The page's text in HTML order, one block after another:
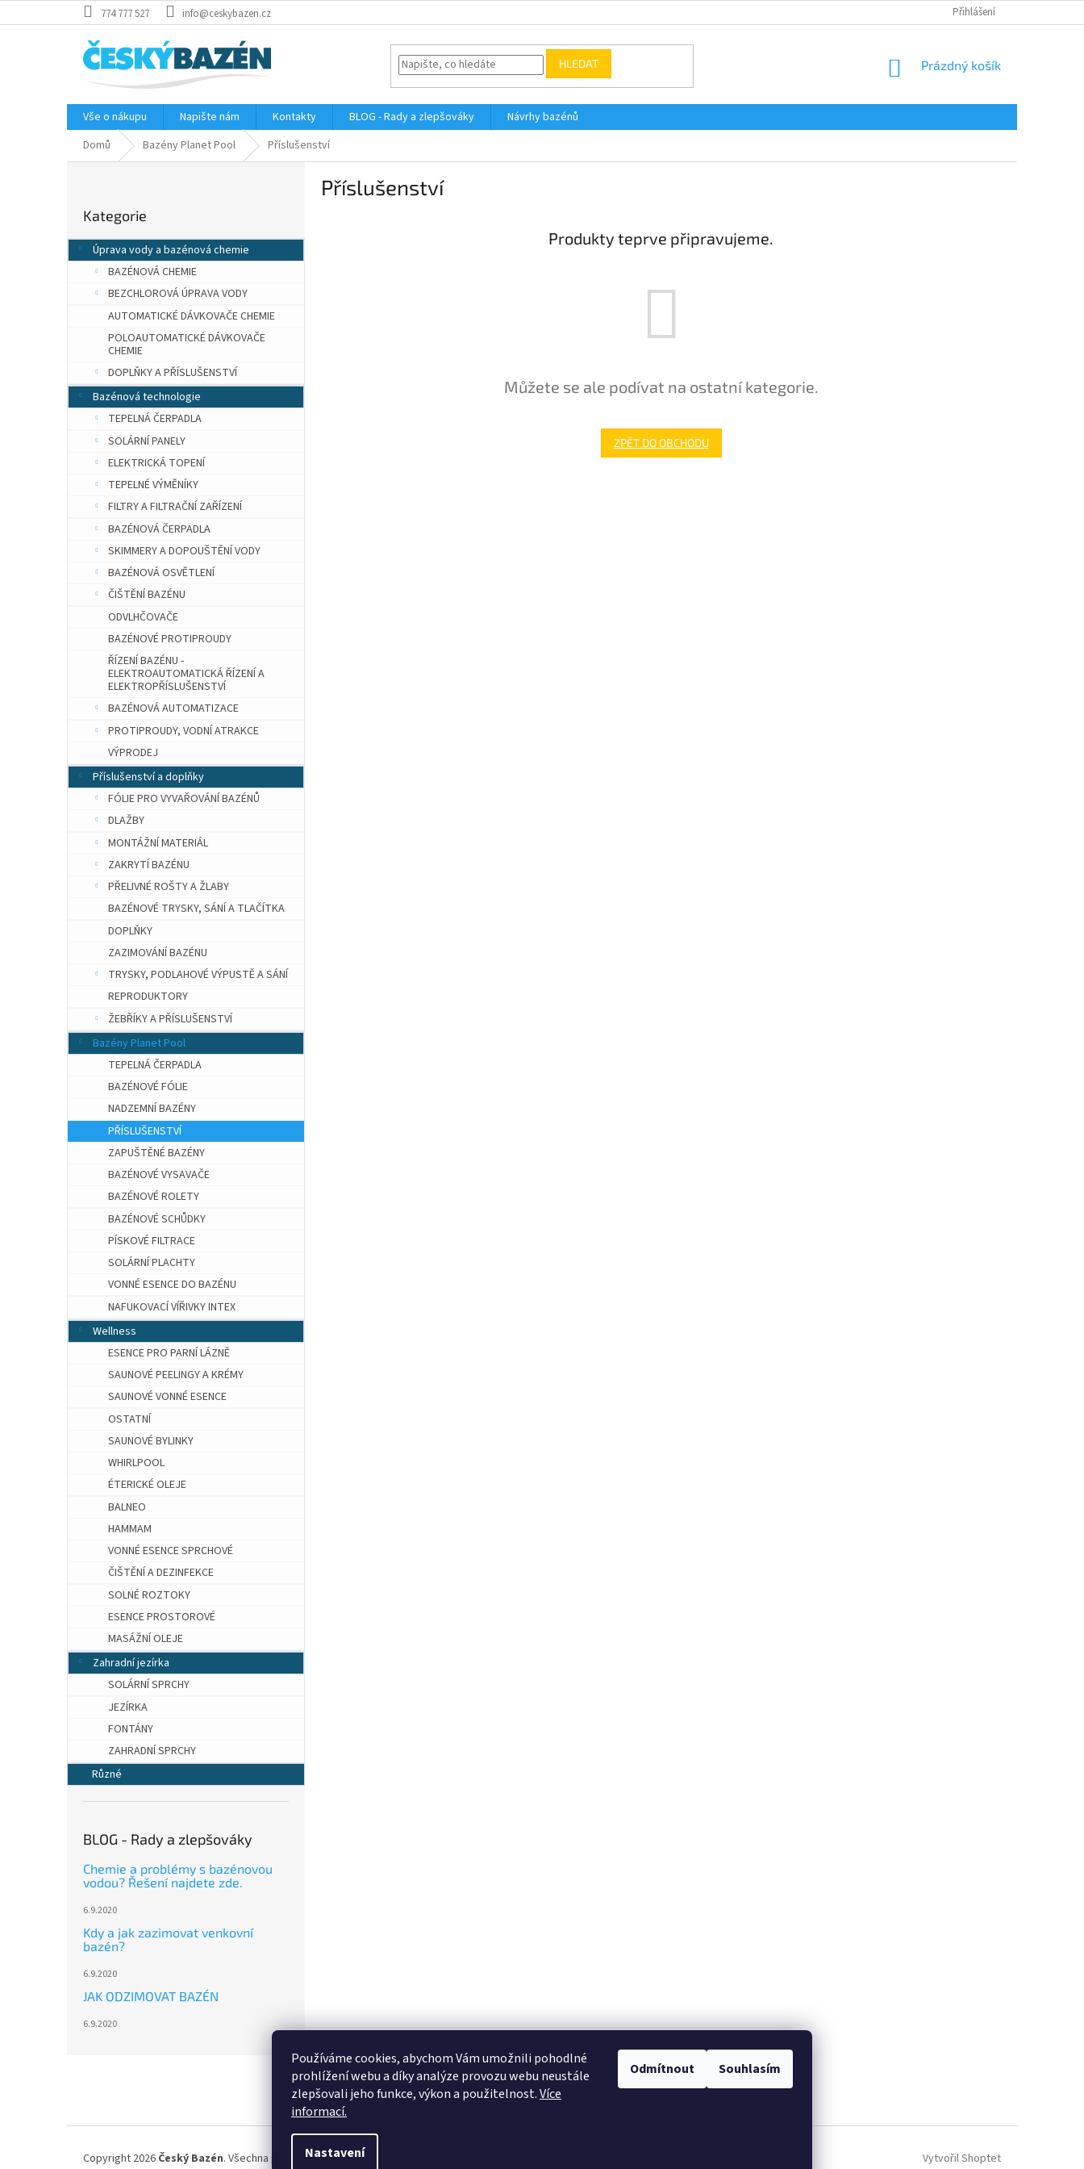
Používáme cookies, abychom Vám umožnili pohodlné
prohlížení webu a díky analýze provozu webu neustále
zlepšovali jeho funkce, výkon a použitelnost.Více
informací.
Nastavení
Odmítnout Souhlasím
na
774 777 527 info@ceskybazen.cz Přihlášení
HLEDAT
NÁKUPNÍ
Prázdný košík
Vše o nákupu Napište nám Kontakty BLOG - Rady a zlepšováky
Návrhy bazénů
Domů
Bazény Planet Pool Příslušenství
r
a
e
kategorie
Kategorie
Úprava vody a bazénová chemie
BAZÉNOVÁ CHEMIE
BEZCHLOROVÁ ÚPRAVA VODY
AUTOMATICKÉ DÁVKOVAČE CHEMIE
POLOAUTOMATICKÉ DÁVKOVAČE
CHEMIE
DOPLŇKY A PŘÍSLUŠENSTVÍ
Bazénová technologie
TEPELNÁ ČERPADLA
SOLÁRNÍ PANELY
ELEKTRICKÁ TOPENÍ
TEPELNÉ VÝMĚNÍKY
FILTRY A FILTRAČNÍ ZAŘÍZENÍ
BAZÉNOVÁ ČERPADLA
SKIMMERY A DOPOUŠTĚNÍ VODY
BAZÉNOVÁ OSVĚTLENÍ
ČIŠTĚNÍ BAZÉNU
ODVLHČOVAČE
BAZÉNOVÉ PROTIPROUDY
ŘÍZENÍ BAZÉNU -
ELEKTROAUTOMATICKÁ ŘÍZENÍ A
ELEKTROPŘÍSLUŠENSTVÍ
BAZÉNOVÁ AUTOMATIZACE
PROTIPROUDY, VODNÍ ATRAKCE
VÝPRODEJ
Příslušenství a doplňky
FÓLIE PRO VYVAŘOVÁNÍ BAZÉNŮ
DLAŽBY
MONTÁŽNÍ MATERIÁL
ZAKRYTÍ BAZÉNU
PŘELIVNÉ ROŠTY A ŽLABY
BAZÉNOVÉ TRYSKY, SÁNÍ A TLAČÍTKA
DOPLŇKY
ZAZIMOVÁNÍ BAZÉNU
TRYSKY, PODLAHOVÉ VÝPUSTĚ A SÁNÍ
REPRODUKTORY
ŽEBŘÍKY A PŘÍSLUŠENSTVÍ
Bazény Planet Pool
TEPELNÁ ČERPADLA
BAZÉNOVÉ FÓLIE
NADZEMNÍ BAZÉNY
PŘÍSLUŠENSTVÍ
ZAPUŠTĚNÉ BAZÉNY
BAZÉNOVÉ VYSAVAČE
BAZÉNOVÉ ROLETY
BAZÉNOVÉ SCHŮDKY
PÍSKOVÉ FILTRACE
SOLÁRNÍ PLACHTY
VONNÉ ESENCE DO BAZÉNU
NAFUKOVACÍ VÍŘIVKY INTEX
Wellness
ESENCE PRO PARNÍ LÁZNĚ
SAUNOVÉ PEELINGY A KRÉMY
SAUNOVÉ VONNÉ ESENCE
OSTATNÍ
SAUNOVÉ BYLINKY
WHIRLPOOL
ÉTERICKÉ OLEJE
BALNEO
HAMMAM
VONNÉ ESENCE SPRCHOVÉ
ČIŠTĚNÍ A DEZINFEKCE
SOLNÉ ROZTOKY
ESENCE PROSTOROVÉ
MASÁŽNÍ OLEJE
Zahradní jezírka
SOLÁRNÍ SPRCHY
JEZÍRKA
FONTÁNY
ZAHRADNÍ SPRCHY
Různé
BLOG - Rady a zlepšováky
Chemie a problémy s bazénovou
vodou? Řešení najdete zde.
6.9.2020
Kdy a jak zazimovat venkovní
bazén?
6.9.2020
JAK ODZIMOVAT BAZÉN
6.9.2020
Příslušenství
Produkty teprve připravujeme.
Můžete se ale podívat na ostatní kategorie.
ZPĚT DO OBCHODU
Heureka.cz
Vytvořil Shoptet
Copyright 2026 Český Bazén. Všechna práva vyhrazena.Upravit nastavení cookies